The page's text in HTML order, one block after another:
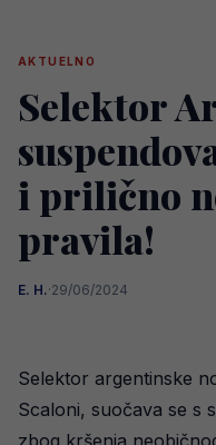
AKTUELNO
Selektor
i prilično
pravila!
E. H.·29/06/2024
Selektor argentinske
Scaloni, suočava se s
zbog kršenja